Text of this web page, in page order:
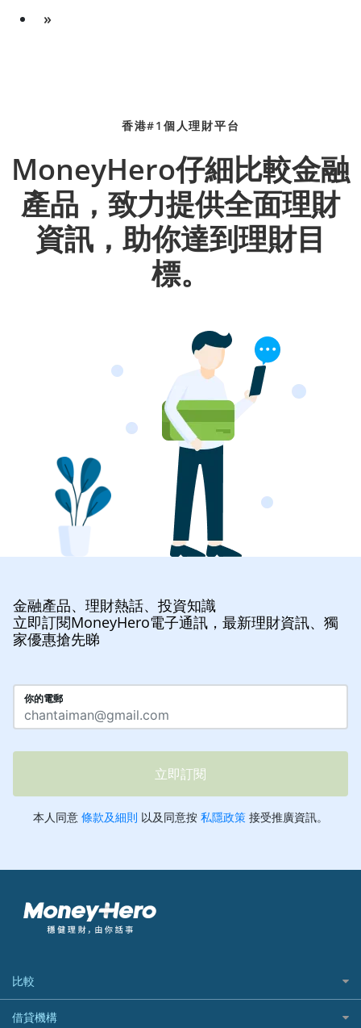
»
香港#1個人理財平台
MoneyHero仔細比較金融
產品，致力提供全面理財
資訊，助你達到理財目
標。
金融產品、理財熱話、投資知識
立即訂閱MoneyHero電子通訊，最新理財資訊、獨
家優惠搶先睇
比較
私人貸款比較
借貸機構